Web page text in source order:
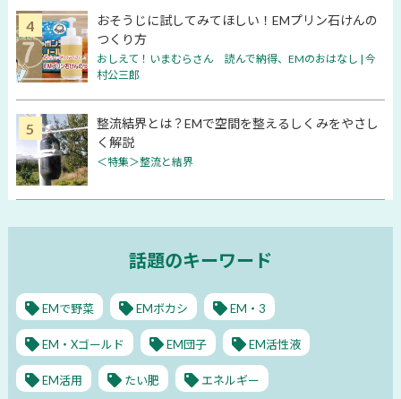
おそうじに試してみてほしい！EMプリン石けんの
つくり方
おしえて！いまむらさん 読んで納得、EMのおはなし | 今
村公三郎
整流結界とは？EMで空間を整えるしくみをやさし
く解説
＜特集＞整流と結界
話題のキーワード
EMで野菜 EMボカシ EM・3
EM・Xゴールド EM団子 EM活性液
EM活用 たい肥 エネルギー